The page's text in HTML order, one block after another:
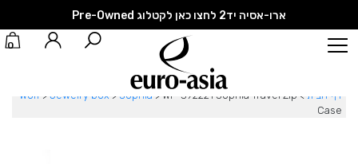
ארו-אסיה יד2 לחצו כאן לקטלוג Pre-Owned
0
דף הבית >
Wolf > Jewelry box > Sophia > WF-392221 Sophia Travel Zip
Case